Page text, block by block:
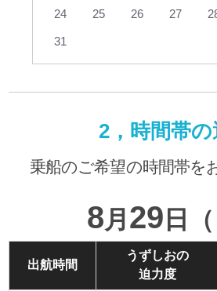
24 25 26 27
31
2，時間帯の
乗船のご希望の時間帯を
8月 29 日（
出航時間
うずしおの
迫力度